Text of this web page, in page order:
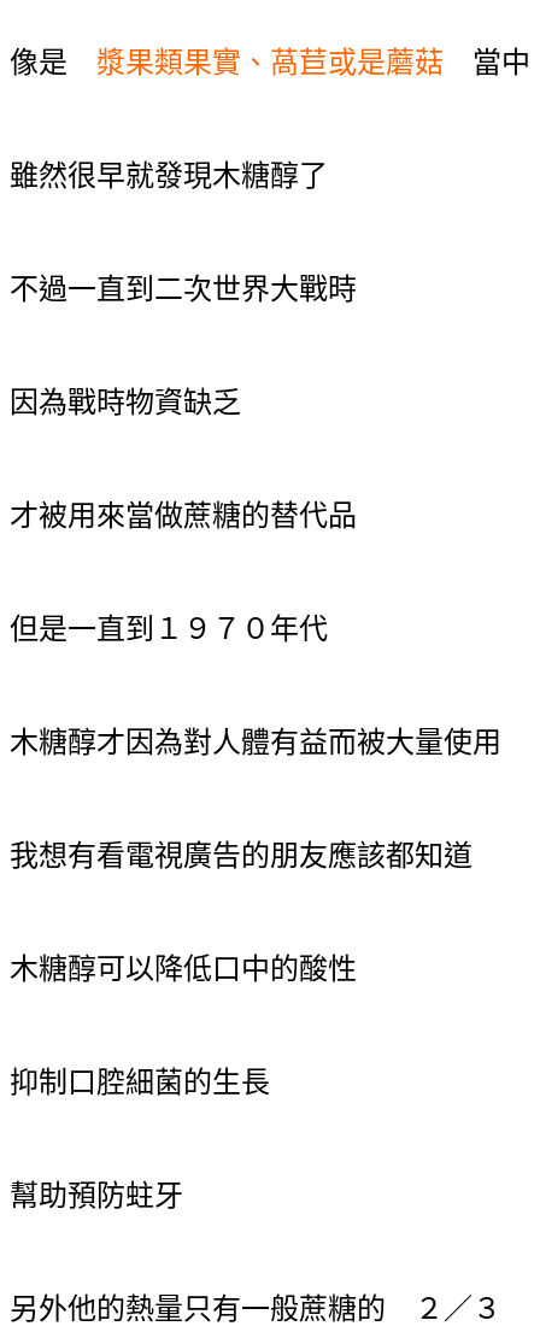
像是 漿果類果實、萵苣或是蘑菇 當中
雖然很早就發現木糖醇了
不過一直到二次世界大戰時
因為戰時物資缺乏
才被用來當做蔗糖的替代品
但是一直到１９７０年代
木糖醇才因為對人體有益而被大量使用
我想有看電視廣告的朋友應該都知道
木糖醇可以降低口中的酸性
抑制口腔細菌的生長
幫助預防蛀牙
另外他的熱量只有一般蔗糖的 ２／３